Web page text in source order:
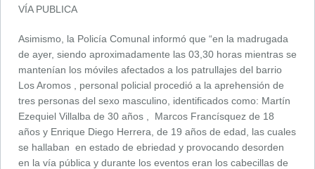
VÍA PUBLICA
Asimismo, la Policía Comunal informó que “en la madrugada
de ayer, siendo aproximadamente las 03,30 horas mientras se
mantenían los móviles afectados a los patrullajes del barrio
Los Aromos , personal policial procedió a la aprehensión de
tres personas del sexo masculino, identificados como: Martín
Ezequiel Villalba de 30 años , Marcos Francísquez de 18
años y Enrique Diego Herrera, de 19 años de edad, las cuales
se hallaban en estado de ebriedad y provocando desorden
en la vía pública y durante los eventos eran los cabecillas de